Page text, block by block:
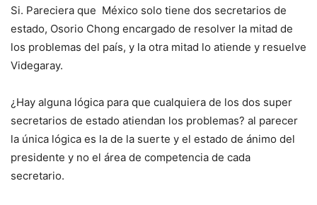
Si. Pareciera que México solo tiene dos secretarios de
estado, Osorio Chong encargado de resolver la mitad de
los problemas del país, y la otra mitad lo atiende y resuelve
Videgaray.
¿Hay alguna lógica para que cualquiera de los dos super
secretarios de estado atiendan los problemas? al parecer
la única lógica es la de la suerte y el estado de ánimo del
presidente y no el área de competencia de cada
secretario.